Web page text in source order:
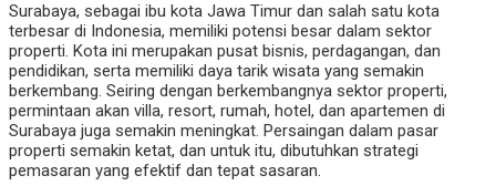
Surabaya, sebagai ibu kota Jawa Timur dan salah satu kota
terbesar di Indonesia, memiliki potensi besar dalam sektor
properti. Kota ini merupakan pusat bisnis, perdagangan, dan
pendidikan, serta memiliki daya tarik wisata yang semakin
berkembang. Seiring dengan berkembangnya sektor properti,
permintaan akan villa, resort, rumah, hotel, dan apartemen di
Surabaya juga semakin meningkat. Persaingan dalam pasar
properti semakin ketat, dan untuk itu, dibutuhkan strategi
pemasaran yang efektif dan tepat sasaran.